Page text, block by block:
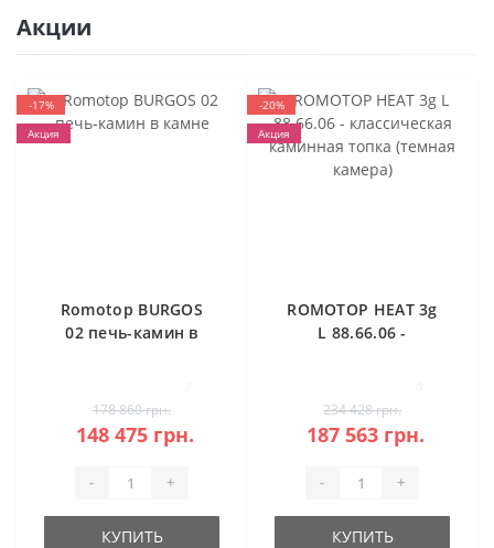
Акции
-17%
Акция
Romotop BURGOS
02 печь-камин в
178 860 грн.
148 475 грн.
- +
КУПИТЬ
-20%
Акция
ROMOTOP HEAT 3g
L 88.66.06 -
(темная камера)
234 428 грн.
187 563 грн.
- +
КУПИТЬ